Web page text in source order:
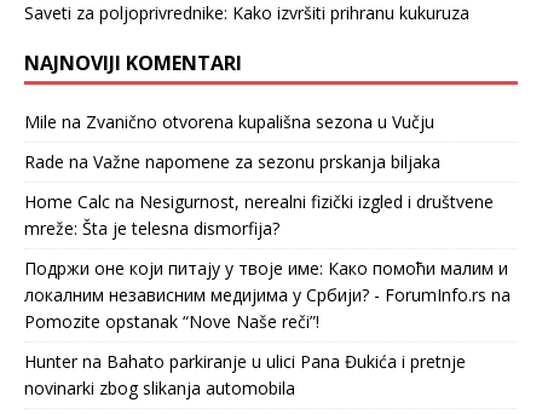
Saveti za poljoprivrednike: Kako izvršiti prihranu kukuruza
NAJNOVIJI KOMENTARI
Mile na Zvanično otvorena kupališna sezona u Vučju
Rade na Važne napomene za sezonu prskanja biljaka
Home Calc na Nesigurnost, nerealni fizički izgled i društvene
mreže: Šta je telesna dismorfija?
Подржи оне који питају у твоје име: Како помоћи малим и
локалним независним медијима у Србији? - ForumInfo.rs na
Pomozite opstanak “Nove Naše reči”!
Hunterna Bahato parkiranje u ulici Pana Đukića i pretnje
novinarki zbog slikanja automobila